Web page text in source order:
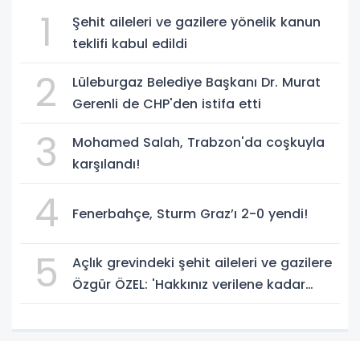
1
Şehit aileleri ve gazilere yönelik kanun
teklifi kabul edildi
2
Lüleburgaz Belediye Başkanı Dr. Murat
Gerenli de CHP'den istifa etti
3
Mohamed Salah, Trabzon'da coşkuyla
karşılandı!
4 Fenerbahçe, Sturm Graz’ı 2-0 yendi!
5
Açlık grevindeki şehit aileleri ve gazilere
Özgür ÖZEL: 'Hakkınız verilene kadar